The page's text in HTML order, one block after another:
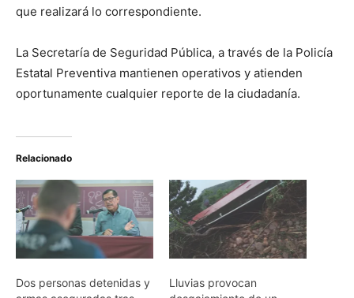
que realizará lo correspondiente.
La Secretaría de Seguridad Pública, a través de la Policía
Estatal Preventiva mantienen operativos y atienden
oportunamente cualquier reporte de la ciudadanía.
Relacionado
Dos personas detenidas y
Lluvias provocan